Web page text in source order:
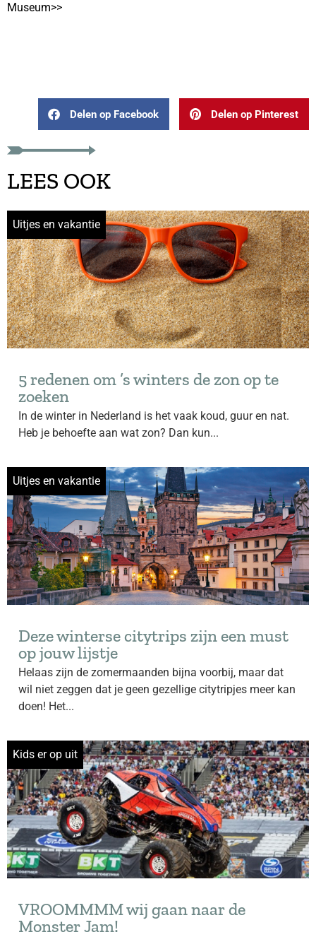
Museum>>
Delen op Facebook Delen op Pinterest
LEES OOK
Uitjes en vakantie
5 redenen om ’s winters de zon op te
zoeken
In de winter in Nederland is het vaak koud, guur en nat.
Heb je behoefte aan wat zon? Dan kun...
Uitjes en vakantie
Deze winterse citytrips zijn een must
op jouw lijstje
Helaas zijn de zomermaanden bijna voorbij, maar dat
wil niet zeggen dat je geen gezellige citytripjes meer kan
doen! Het...
Kids er op uit
VROOMMMM wij gaan naar de
Monster Jam!